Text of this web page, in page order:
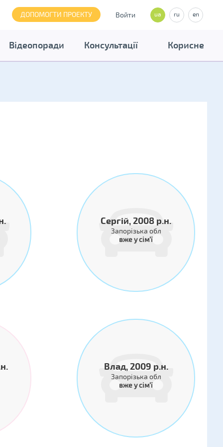
ДОПОМОГТИ ПРОЕКТУ Войти ua ru en
Відеопоради Консультації Корисне
Сергій, 2008 р.н.
Запорізька обл
вже у сім'ї
Влад, 2009 р.н.
Запорізька обл
вже у сім'ї